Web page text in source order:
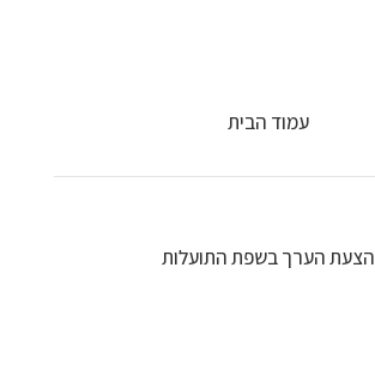
עמוד הבית
הצעת הערך בשפת התועלות